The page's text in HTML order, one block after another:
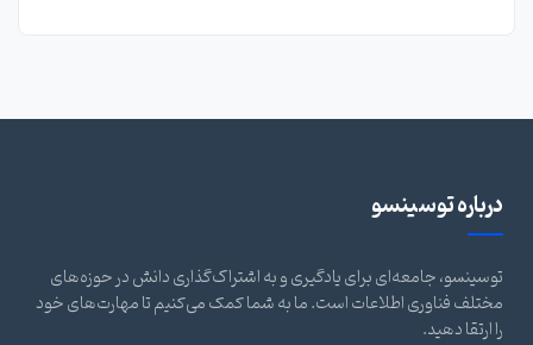
درباره توسینسو
توسینسو، جامعه‌ای برای یادگیری و به اشتراک‌گذاری دانش در حوزه‌های
مختلف فناوری اطلاعات است. ما به شما کمک می‌کنیم تا مهارت‌های خود
را ارتقا دهید.